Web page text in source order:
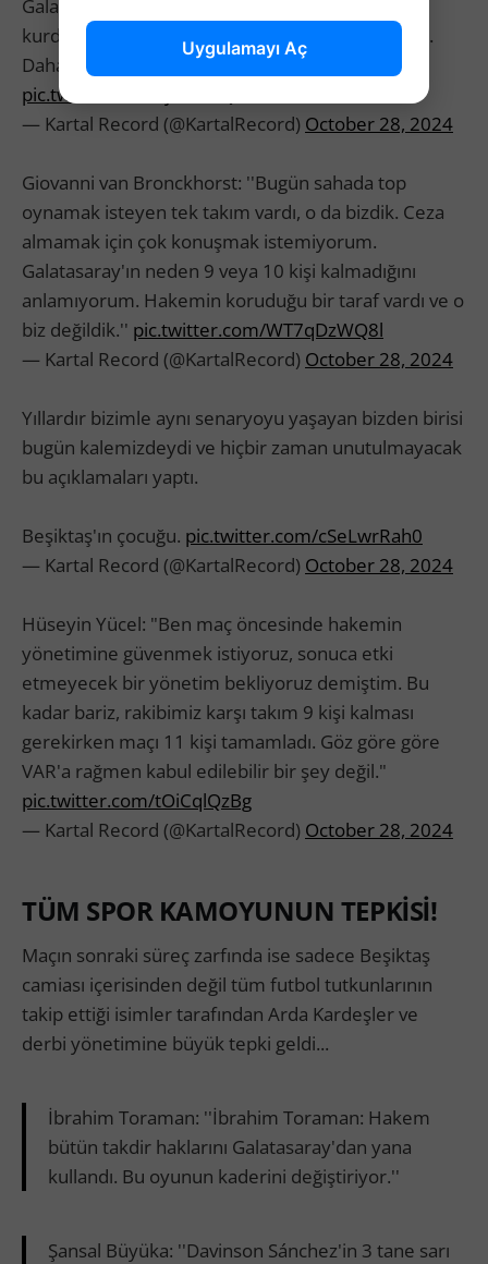
Galatasaray'ın 2. golünde kalecimiz daha barajı
kurdurmadan hakem maçı başlattı. Bu çok yanlış.
Daha barajı kurdurmadan hakem başlatıyor."
pic.twitter.com/XjdSSil0Q1
— Kartal Record (@KartalRecord) October 28, 2024
Giovanni van Bronckhorst: ''Bugün sahada top
oynamak isteyen tek takım vardı, o da bizdik. Ceza
almamak için çok konuşmak istemiyorum.
Galatasaray'ın neden 9 veya 10 kişi kalmadığını
anlamıyorum. Hakemin koruduğu bir taraf vardı ve o
biz değildik.'' pic.twitter.com/WT7qDzWQ8l
— Kartal Record (@KartalRecord) October 28, 2024
Yıllardır bizimle aynı senaryoyu yaşayan bizden birisi
bugün kalemizdeydi ve hiçbir zaman unutulmayacak
bu açıklamaları yaptı.
Beşiktaş'ın çocuğu. pic.twitter.com/cSeLwrRah0
— Kartal Record (@KartalRecord) October 28, 2024
Hüseyin Yücel: "Ben maç öncesinde hakemin
yönetimine güvenmek istiyoruz, sonuca etki
etmeyecek bir yönetim bekliyoruz demiştim. Bu
kadar bariz, rakibimiz karşı takım 9 kişi kalması
gerekirken maçı 11 kişi tamamladı. Göz göre göre
VAR'a rağmen kabul edilebilir bir şey değil."
pic.twitter.com/tOiCqlQzBg
— Kartal Record (@KartalRecord) October 28, 2024
TÜM SPOR KAMOYUNUN TEPKİSİ!
Maçın sonraki süreç zarfında ise sadece Beşiktaş
camiası içerisinden değil tüm futbol tutkunlarının
takip ettiği isimler tarafından Arda Kardeşler ve
derbi yönetimine büyük tepki geldi...
İbrahim Toraman: ''İbrahim Toraman: Hakem
bütün takdir haklarını Galatasaray'dan yana
kullandı. Bu oyunun kaderini değiştiriyor.''
Şansal Büyüka: ''Davinson Sánchez'in 3 tane sarı
Uygulamayı Aç